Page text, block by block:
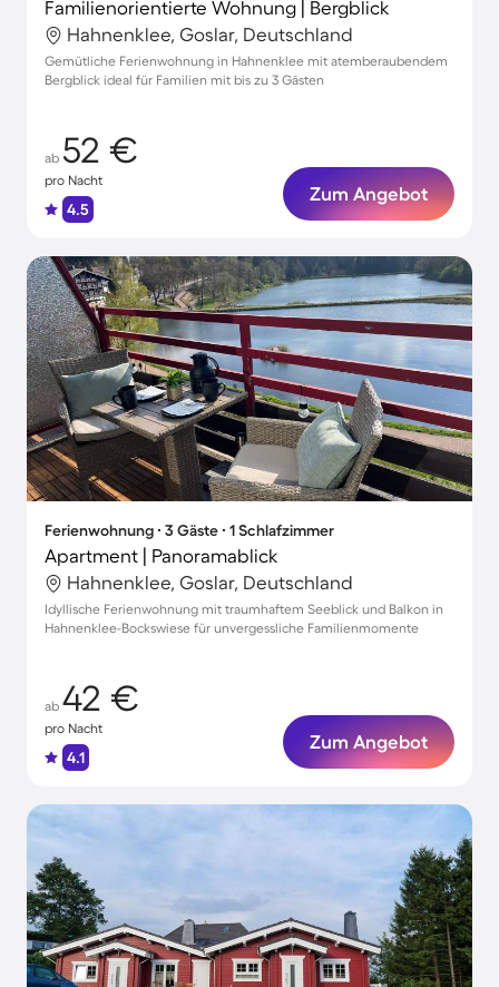
Familienorientierte Wohnung | Bergblick
Hahnenklee, Goslar, Deutschland
Gemütliche Ferienwohnung in Hahnenklee mit atemberaubendem
Bergblick ideal für Familien mit bis zu 3 Gästen
ab 52 €
pro Nacht
4.5
Zum Angebot
Ferienwohnung ∙ 3 Gäste ∙ 1 Schlafzimmer
Apartment | Panoramablick
Hahnenklee, Goslar, Deutschland
Idyllische Ferienwohnung mit traumhaftem Seeblick und Balkon in
Hahnenklee-Bockswiese für unvergessliche Familienmomente
ab 42 €
pro Nacht
4.1
Zum Angebot